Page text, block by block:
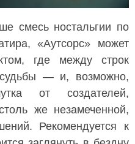
смесь ностальгии по
«Аутсорс» может
где между строк
судьбы — и, возможно,
от создателей,
же незамеченной,
Рекомендуется к